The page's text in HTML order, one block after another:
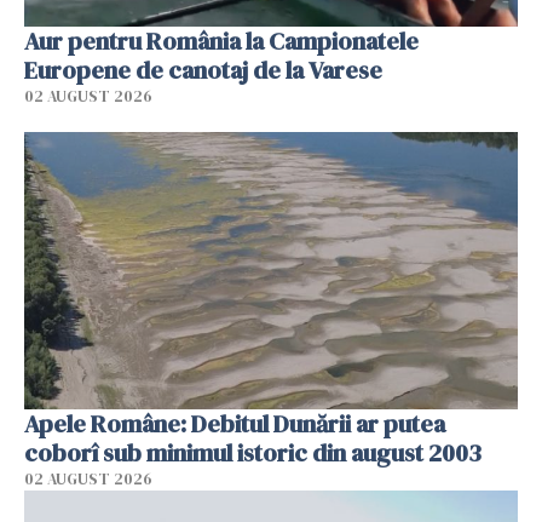
Aur pentru România la Campionatele
Europene de canotaj de la Varese
02 AUGUST 2026
Apele Române: Debitul Dunării ar putea
coborî sub minimul istoric din august 2003
02 AUGUST 2026